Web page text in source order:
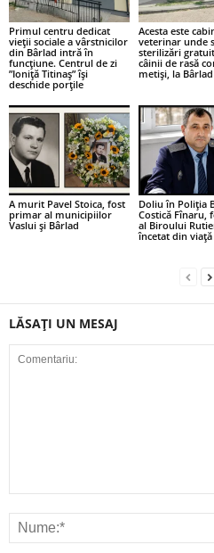
Primul centru dedicat
vieții sociale a vârstnicilor
din Bârlad intră în
funcțiune. Centrul de zi
”Ioniță Titinaș” își
deschide porțile
Acesta este
veterinar unde
sterilizări
câinii de rasă
metiși, la Bârlad
A murit Pavel Stoica, fost
primar al municipiilor
Vaslui și Bârlad
Doliu în Poliția
Costică Fînaru,
al Biroului
încetat din viață
LĂSAȚI UN MESAJ